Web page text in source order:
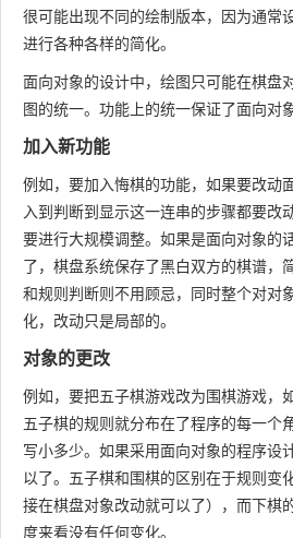
很可能出现不同的绘制版本，因为通常
进行各种各样的简化。
面向对象的设计中，绘图只可能在棋盘
图的统一。功能上的统一保证了面向对
加入新功能
例如，要加入悔棋的功能，如果要改动
入到判断到显示这一连串的步骤都要改
要进行大规模调整。如果是面向对象的
了，棋盘系统保存了黑白双方的棋谱，
和规则判断则不用顾忌，同时整个对对
化，改动只是局部的。
对象的更改
例如，要把五子棋游戏改为围棋游戏，
五子棋的规则就分布在了程序的每一个
写小多少。如果采用面向对象的程序设
以了。五子棋和围棋的区别在于规则变
接在棋盘对象改动就可以了），而下棋
度来看没有任何变化。